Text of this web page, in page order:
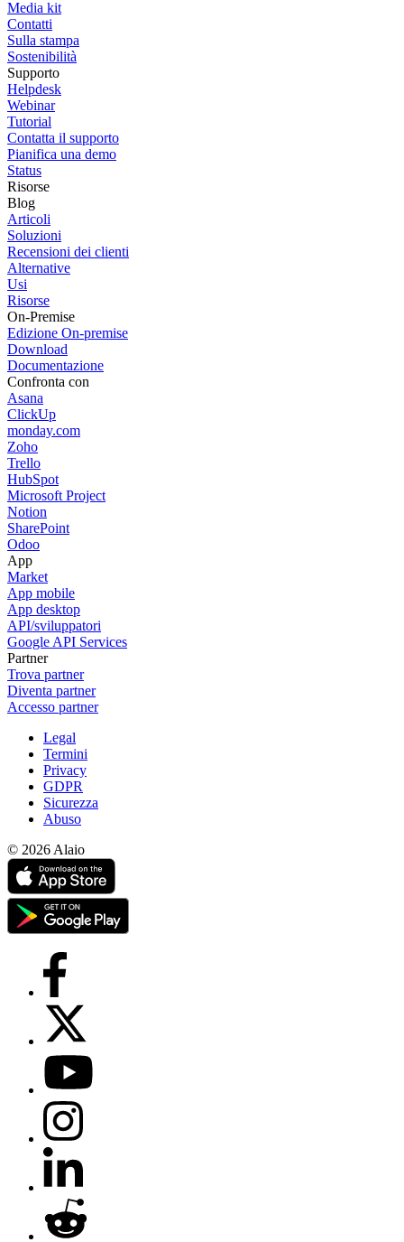
Media kit
Contatti
Sulla stampa
Sostenibilità
Supporto
Helpdesk
Webinar
Tutorial
Contatta il supporto
Pianifica una demo
Status
Risorse
Blog
Articoli
Soluzioni
Recensioni dei clienti
Alternative
Usi
Risorse
On-Premise
Edizione On-premise
Download
Documentazione
Confronta con
Asana
ClickUp
monday.com
Zoho
Trello
HubSpot
Microsoft Project
Notion
SharePoint
Odoo
App
Market
App mobile
App desktop
API/sviluppatori
Google API Services
Partner
Trova partner
Diventa partner
Accesso partner
Legal
Termini
Privacy
GDPR
Sicurezza
Abuso
© 2026 Alaio